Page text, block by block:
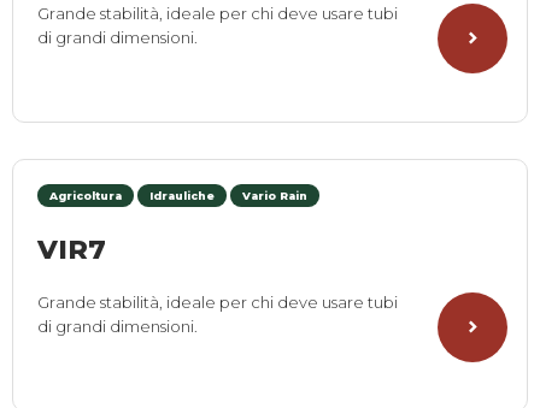
Grande stabilità, ideale per chi deve usare tubi
di grandi dimensioni.
Agricoltura Idrauliche Vario Rain
VIR7
Grande stabilità, ideale per chi deve usare tubi
di grandi dimensioni.